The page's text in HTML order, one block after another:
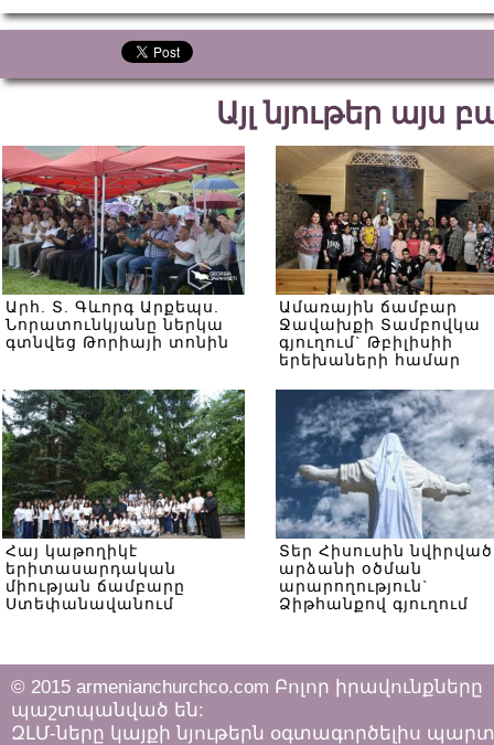
Այլ նյութեր այս
Արհ. Տ. Գևորգ Արքեպս.
Նորատունկյանը ներկա
գտնվեց Թորիայի տոնին
Ամառային ճամբար
Ջավախքի Տամբովկա
գյուղում` Թբիլիսիի
երեխաների համար
Հայ կաթողիկէ
երիտասարդական
միության ճամբարը
Ստեփանավանում
Տեր Հիսուսին նվիրված
արձանի օծման
արարողություն`
Ձիթհանքով գյուղում
© 2015 armenianchurchco.com Բոլոր իրավունքները
պաշտպանված են:
ԶԼՄ-ները կայքի նյութերն օգտագործելիս